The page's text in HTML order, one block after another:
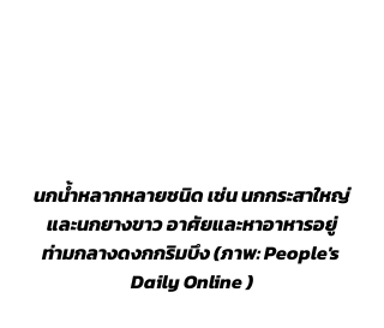
นกน้ำหลากหลายชนิด เช่น นกกระสาใหญ่
และนกยางขาว อาศัยและหาอาหารอยู่
ท่ามกลางดงกกริมบึง (ภาพ: People's
Daily Online )